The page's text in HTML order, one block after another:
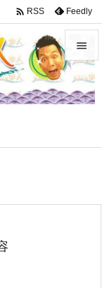


メニュ

 RSS Feedly